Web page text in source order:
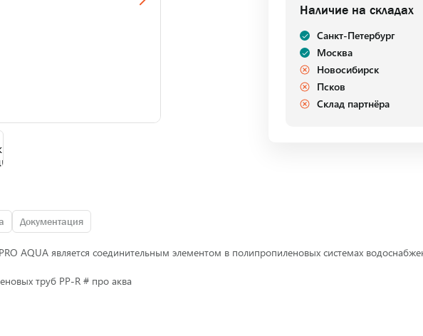
Документация
AQUA является соединительным элементом в полипропиленовых системах
труб PP-R # про аква
Наличие на складах
Санкт-Петербург
Москва
Новосибирск
Псков
Склад партнёра